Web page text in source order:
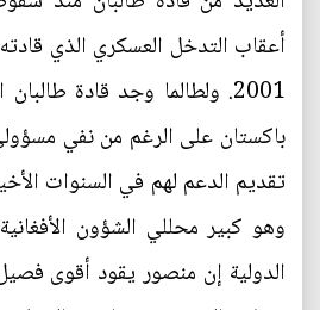
أعقاب التدخل العسكري الذي
2001. ولطالما وجد قادة
باكستان على الرغم من نفي
تقديم الدعم لهم في السنوات
وهو كبير محللي الشؤون
الدولية إن منصور يقود أقوى